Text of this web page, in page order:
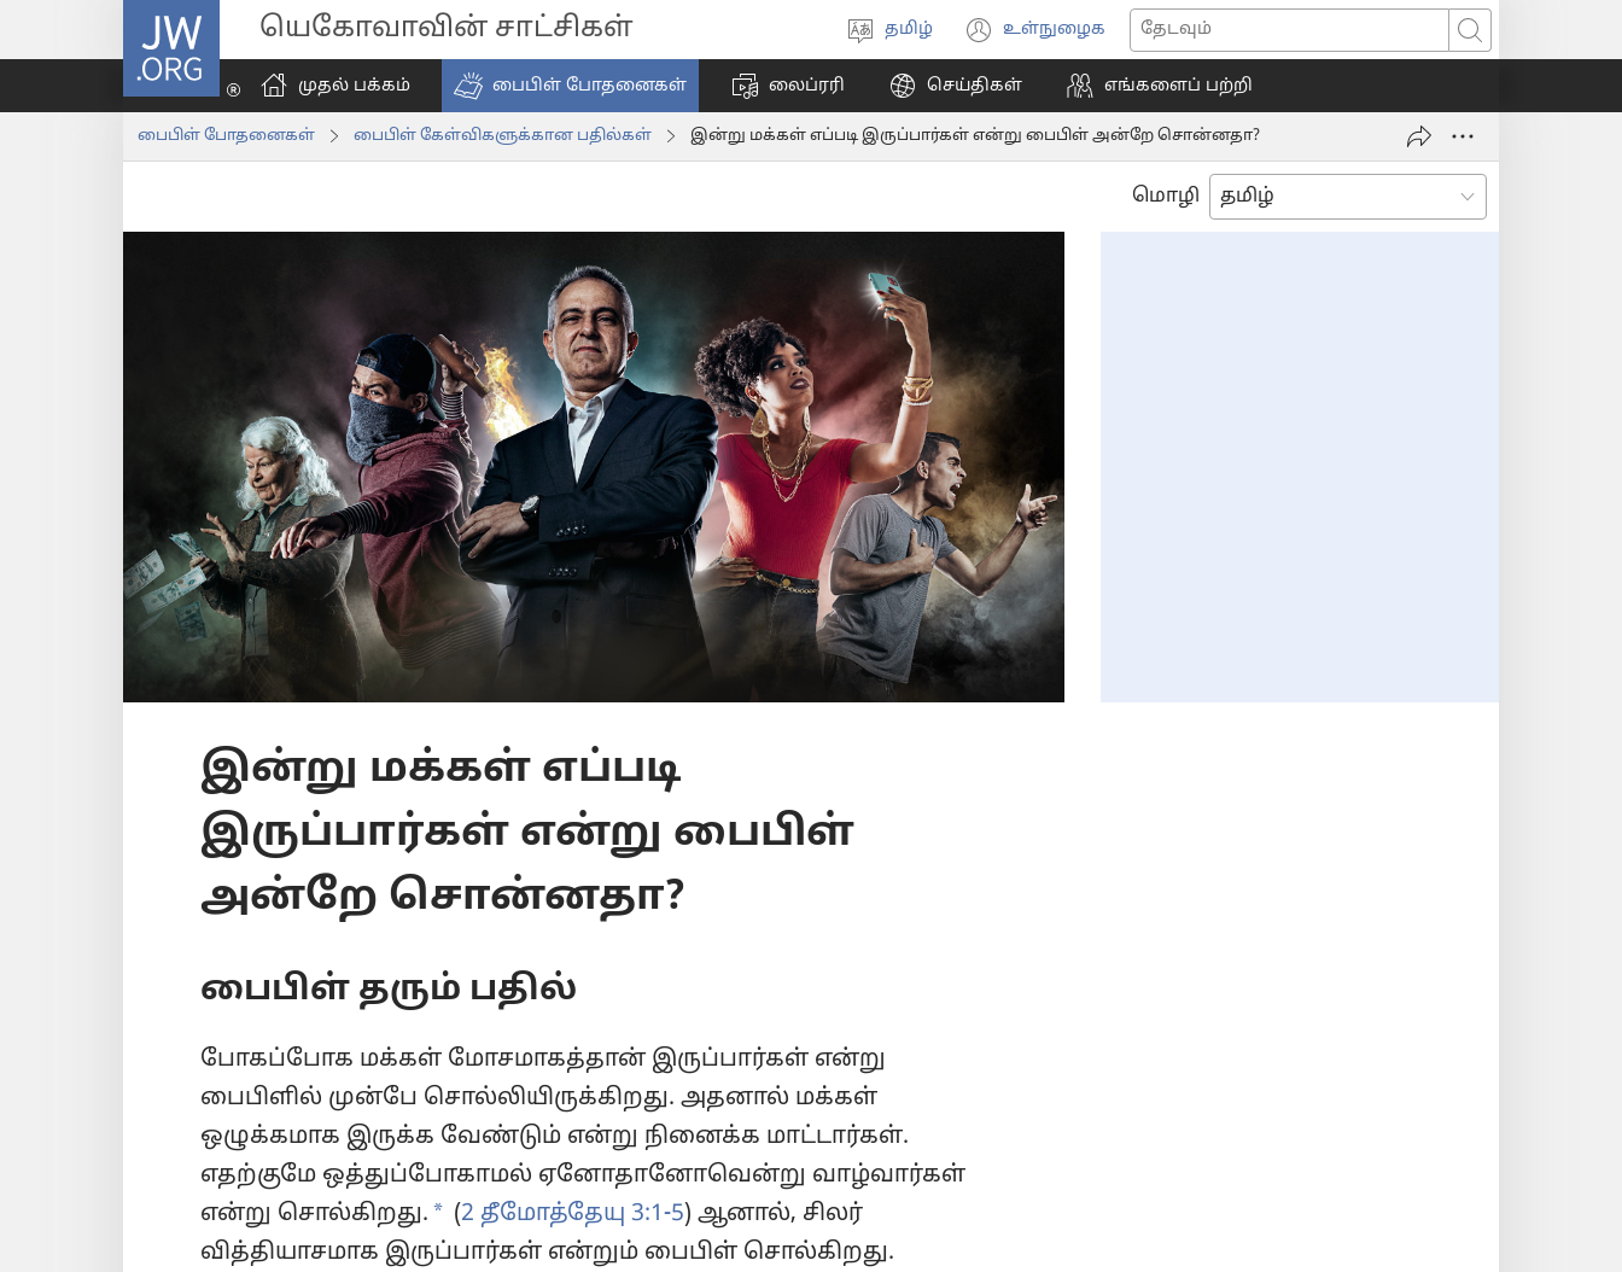
JW.ORG யெகோவாவின் சாட்சிகள்
மொழியை
தேர்ந்தெடுங்கள்
தமிழ் உள்நுழைக
(opens
window)
தேடவும்
முதல் பக்கம் பைபிள் போதனைகள் லைப்ரரி செய்திகள் எங்களைப் பற்றி
பைபிள் போதனைகள் பைபிள் கேள்விகளுக்கான பதில்கள் இன்று மக்கள் எப்படி இருப்பார்கள் என்று பைபிள் அன்றே சொன்னதா?
மொழி
இன்று மக்கள் எப்படி
இருப்பார்கள் என்று பைபிள்
அன்றே சொன்னதா?
பைபிள் தரும் பதில்
போகப்போக மக்கள் மோசமாகத்தான் இருப்பார்கள் என்று
பைபிளில் முன்பே சொல்லியிருக்கிறது. அதனால் மக்கள்
ஒழுக்கமாக இருக்க வேண்டும் என்று நினைக்க மாட்டார்கள்.
எதற்குமே ஒத்துப்போகாமல் ஏனோதானோவென்று வாழ்வார்கள்
என்று சொல்கிறது. a (2 தீமோத்தேயு 3:1-5) ஆனால், சிலர்
வித்தியாசமாக இருப்பார்கள் என்றும் பைபிள் சொல்கிறது.